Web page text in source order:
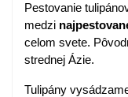
Pestovanie
medzi
celom svete.
strednej Ázie.
Tulipány